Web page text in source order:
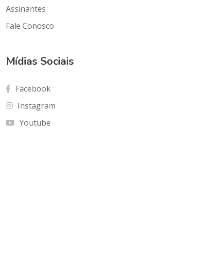
Assinantes
Fale Conosco
Mídias Sociais
Facebook
Instagram
Youtube